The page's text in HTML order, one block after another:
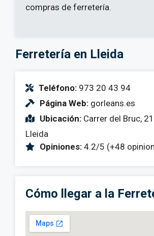
compras de ferretería.
Ferretería en Lleida
Teléfono: 973 20 43 94
Página Web: gorleans.es
Ubicación: Carrer del Bruc,
Lleida
Opiniones: 4.2/5 (+48
Cómo llegar a la